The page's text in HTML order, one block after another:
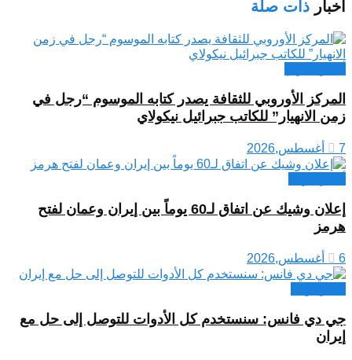
أخبار ذات صلة
المركز الأوروبي للثقافة يصدر كتابه الموسوم “رجل في
زمن الانهيار” للكاتب جبرائيل نيكولاي
7 أغسطس,2026
إعلان وشيك عن اتفاق لـ60 يوماً بين إيران وعمان لفتح
هرمز
6 أغسطس,2026
جي دي فانس: سنستخدم كل الأدوات للتوصل إلى حل مع
إيران